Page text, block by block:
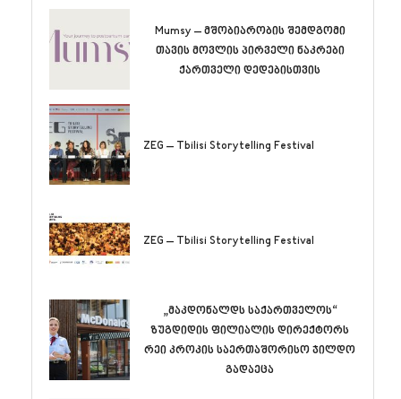
Mumsy – მშობიარობის შემდგომი
თავის მოვლის პირველი ნაკრები
ქართველი დედებისთვის
ZEG – Tbilisi Storytelling Festival
ZEG – Tbilisi Storytelling Festival
„მაკდონალდს საქართველოს“
ზუგდიდის ფილიალის დირექტორს
რეი კროკის საერთაშორისო ჯილდო
გადაეცა